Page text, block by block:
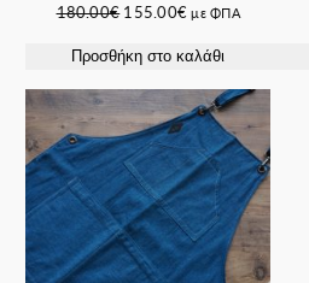
180.00€ Original
was:
155.00€Η
τιμή
155.00€.
με ΦΠΑ
Προσθήκη στο καλάθι